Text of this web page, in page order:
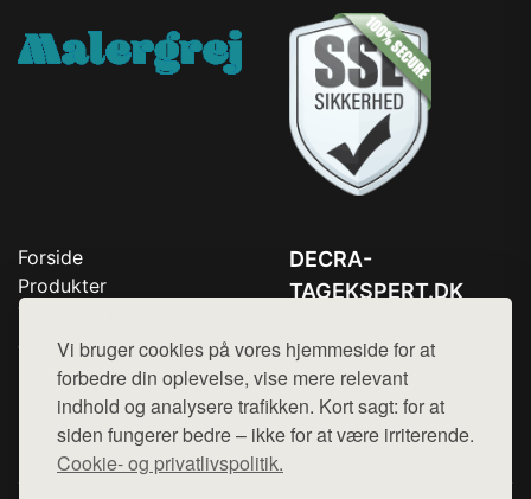
Vi bruger cookies på vores hjemmeside for at
forbedre din oplevelse, vise mere relevant
indhold og analysere trafikken. Kort sagt: for at
siden fungerer bedre – ikke for at være irriterende.
Cookie- og privatlivspolitik.
Forside
Produkter
Top Rabatter
Jotun maling
Kontakt
DECRA-
TAGEKSPERT.DK
Mail: hej@want.dk
Cookie- og privatlivspolitik